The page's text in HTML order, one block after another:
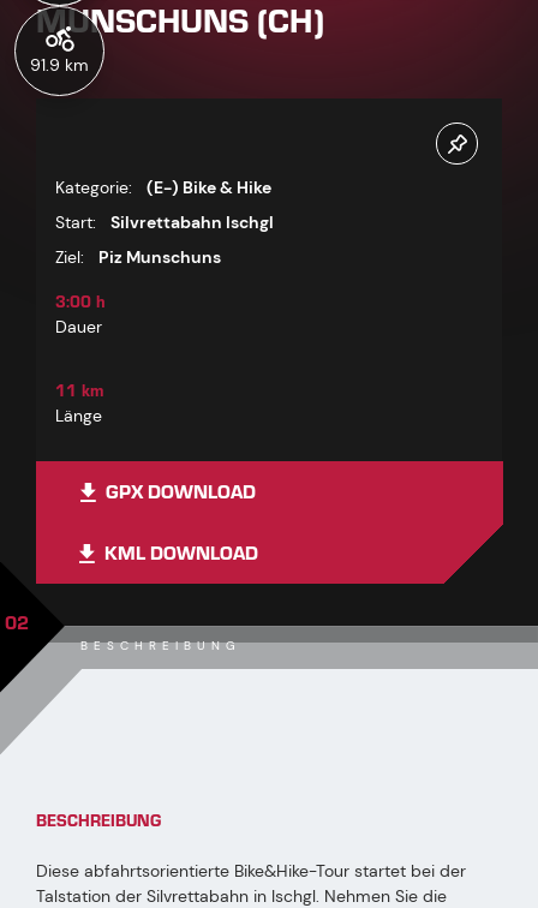
91.9 km
MUNSCHUNS (CH)
Kategorie:
(E-) Bike & Hike
Start:
Silvrettabahn Ischgl
Ziel:
Piz Munschuns
3:00 h
Dauer
11 km
Länge
GPX DOWNLOAD
KML DOWNLOAD
BESCHREIBUNG
02
BESCHREIBUNG
Diese abfahrtsorientierte Bike&Hike-Tour startet bei der
Talstation der Silvrettabahn in Ischgl. Nehmen Sie die